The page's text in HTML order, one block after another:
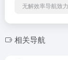
无解效率导航致
相关导航